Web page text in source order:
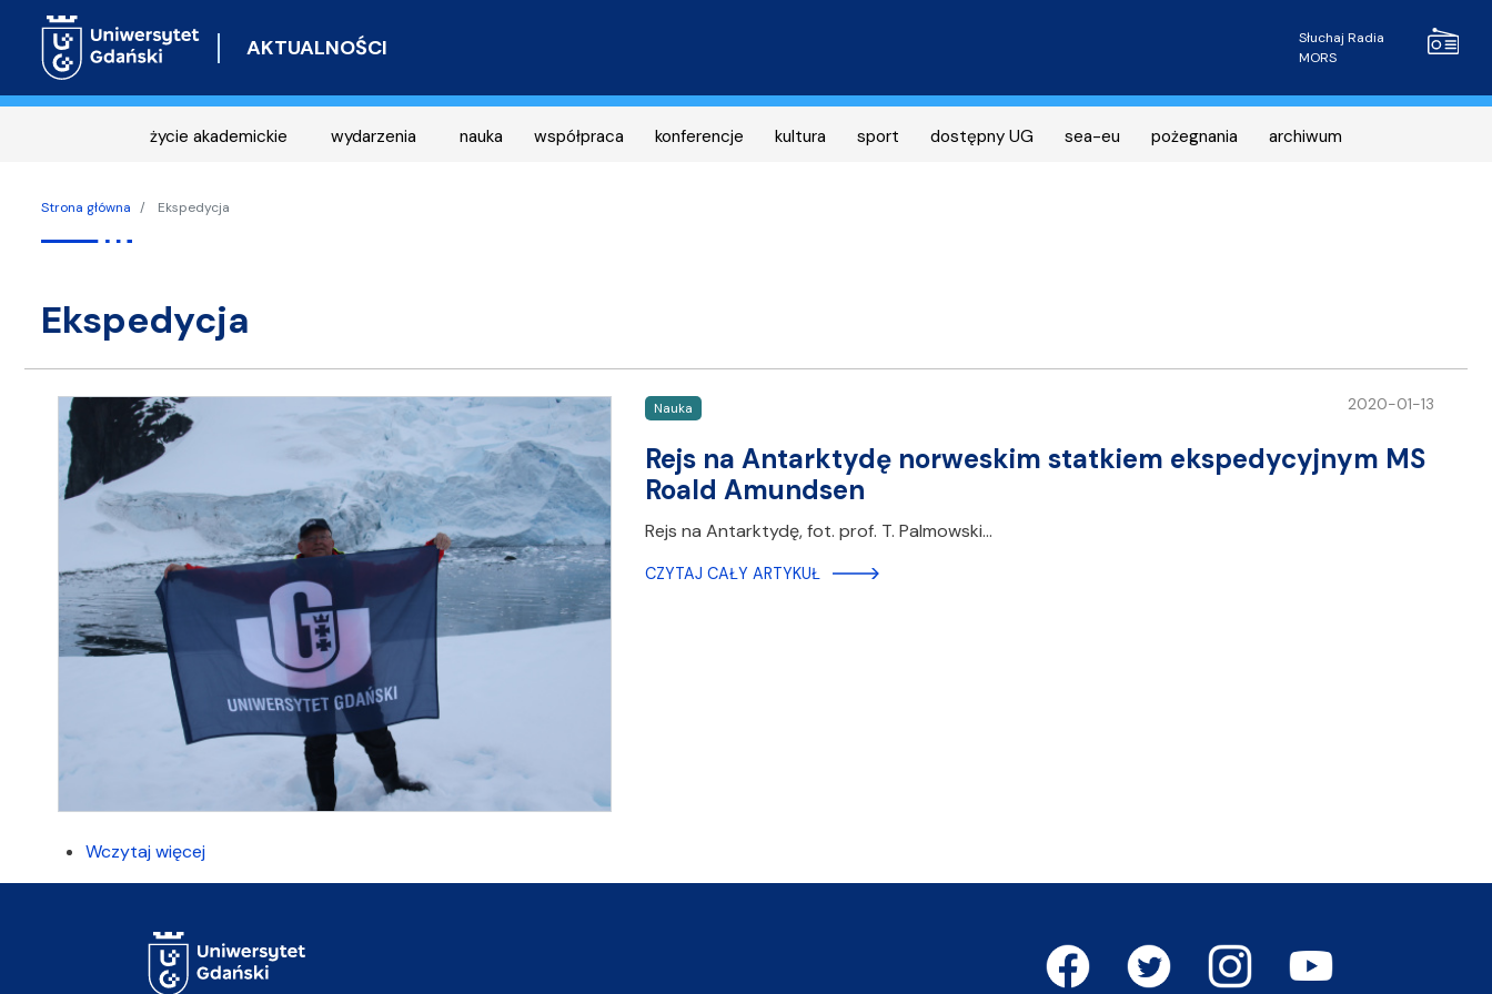
AKTUALNOŚCI Radio
Słuchaj Radia
MORS
życie akademickie wydarzenia nauka współpraca konferencje kultura sport dostępny UG sea-eu pożegnania archiwum
Strona główna Ekspedycja
ekspedycja
Nauka 2020-01-13
Rejs na Antarktydę norweskim statkiem ekspedycyjnym MS
Roald Amundsen
Rejs na Antarktydę, fot. prof. T. Palmowski…
CZYTAJ CAŁY ARTYKUŁ
Wczytaj więcej